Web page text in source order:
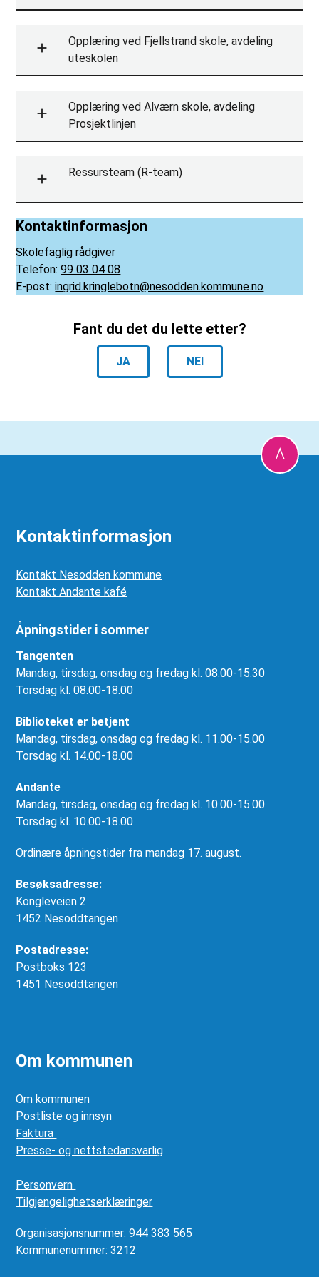
Opplæring ved Fjellstrand skole, avdeling
uteskolen
Opplæring ved Alværn skole, avdeling
Prosjektlinjen
Ressursteam (R-team)
Kontaktinformasjon
Skolefaglig rådgiver
Telefon:99 03 04 08
E-post:ingrid.kringlebotn@nesodden.kommune.no
Fant du det du lette etter?
JA NEI
Kontaktinformasjon
Kontakt Nesodden kommune
Kontakt Andante kafé
Åpningstider i sommer
Tangenten
Mandag, tirsdag, onsdag og fredag kl. 08.00-15.30
Torsdag kl. 08.00-18.00
Biblioteket er betjent
Mandag, tirsdag, onsdag og fredag kl. 11.00-15.00
Torsdag kl. 14.00-18.00
Andante
Mandag, tirsdag, onsdag og fredag kl. 10.00-15.00
Torsdag kl. 10.00-18.00
Ordinære åpningstider fra mandag 17. august.
Besøksadresse:
Kongleveien 2
1452 Nesoddtangen
Postadresse:
Postboks 123
1451 Nesoddtangen
Om kommunen
Om kommunen
Postliste og innsyn
Faktura
Presse- og nettstedansvarlig
Personvern
Tilgjengelighetserklæringer
Organisasjonsnummer: 944 383 565
Kommunenummer: 3212